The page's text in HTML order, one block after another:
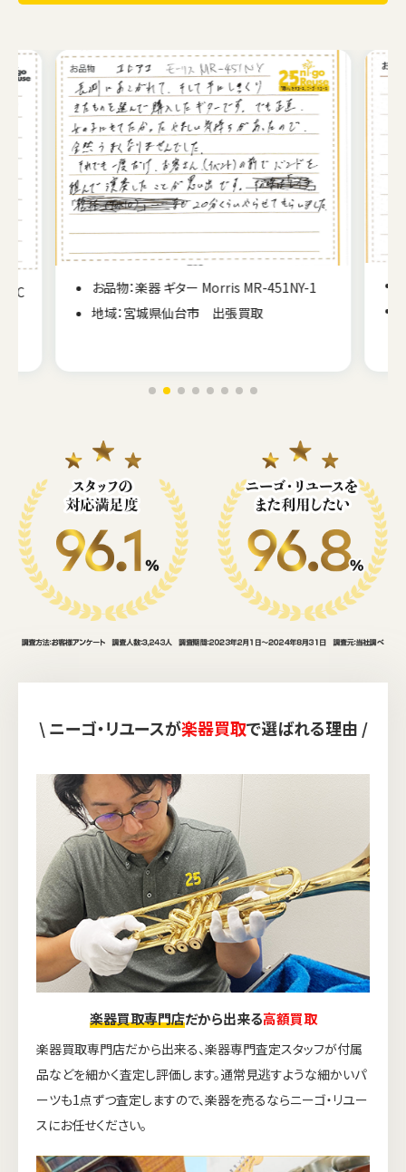
お品物：楽器 打楽器 和太鼓
地域：福島県いわき市 出張買取
\ ニーゴ・リユースが楽器買取で選ばれる理由 /
楽器買取専門店だから出来る高額買取
楽器買取専門店だから出来る、楽器専門査定スタッフが付属
品などを細かく査定し評価します。通常見逃すような細かいパ
ーツも1点ずつ査定しますので、楽器を売るならニーゴ・リユー
スにお任せください。